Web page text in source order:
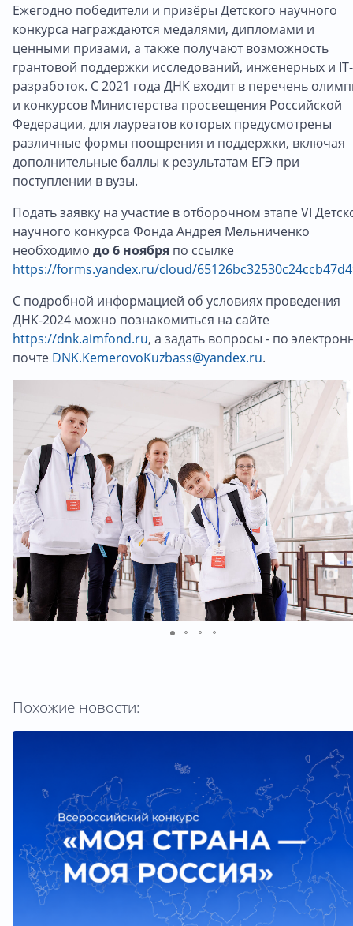
Ежегодно победители и призёры Детского научного
конкурса награждаются медалями, дипломами и
ценными призами, а также получают возможность
грантовой поддержки исследований, инженерных и IT-
разработок. С 2021 года ДНК входит в перечень
и конкурсов Министерства просвещения Российской
Федерации, для лауреатов которых предусмотрены
различные формы поощрения и поддержки, включая
дополнительные баллы к результатам ЕГЭ при
поступлении в вузы.
Подать заявку на участие в отборочном этапе VI
научного конкурса Фонда Андрея Мельниченко
необходимо до 6 ноября по ссылке
https://forms.yandex.ru/cloud/
С подробной информацией об условиях проведения
ДНК-2024 можно познакомиться на сайте
https://dnk.aimfond.ru, а задать вопросы - по
почте DNK.KemerovoKuzbass@yandex.ru.
Похожие новости: